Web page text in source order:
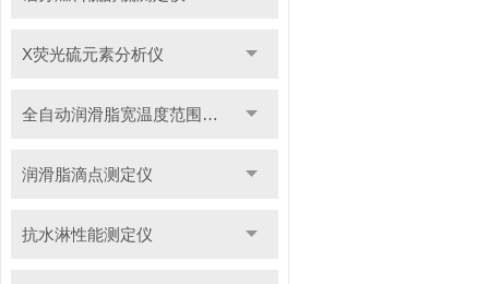
X荧光硫元素分析仪
全自动润滑脂宽温度范围滴点测定仪
润滑脂滴点测定仪
抗水淋性能测定仪